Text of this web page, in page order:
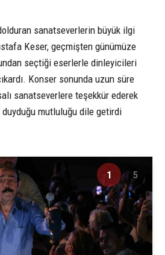
sanatseverlerin büyük ilgi
Keser, geçmişten günümüze
seçtiği eserlerle dinleyicileri
Konser sonunda uzun süre
sanatseverlere teşekkür ederek
mutluluğu dile getirdi
1 5